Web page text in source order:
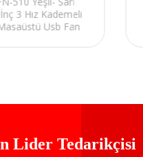
3 Hız Kademeli
Usb Fan
Lider Tedarikçisi